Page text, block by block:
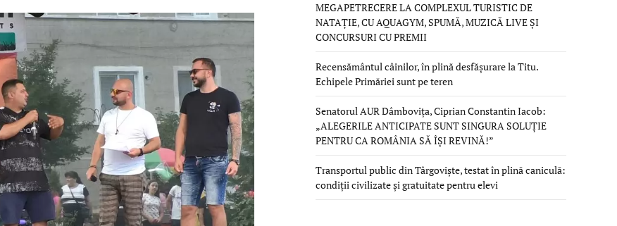
MEGAPETRECERE LA COMPLEXUL TURISTIC DE
NATAȚIE, CU AQUAGYM, SPUMĂ, MUZICĂ LIVE ȘI
CONCURSURI CU PREMII
Recensământul câinilor, în plină desfășurare la Titu.
Echipele Primăriei sunt pe teren
Senatorul AUR Dâmbovița, Ciprian Constantin Iacob:
„ALEGERILE ANTICIPATE SUNT SINGURA SOLUȚIE
PENTRU CA ROMÂNIA SĂ ÎȘI REVINĂ!”
Transportul public din Târgoviște, testat în plină caniculă:
condiții civilizate și gratuitate pentru elevi